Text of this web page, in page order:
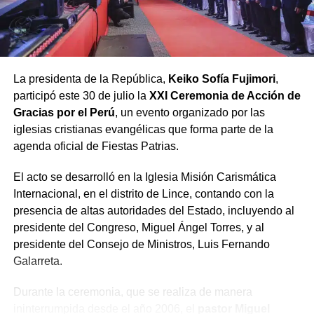
venta de sentencias judiciales y actos de corrupción
ciudadana.
anhelada reconciliación en un país «herido y dividido»,
es imperativo realizar dos renuncias:
Renunciar a la
calificó como el «virus
del poder», yrenunciar
a la «acusación
crónica», considerada
La presidenta de la República, Keiko Sofía Fujimori,
participó este 30 de julio la XXI Ceremonia de Acción de
Gracias por el Perú, un evento organizado por las
iglesias cristianas evangélicas que forma parte de la
agenda oficial de Fiestas Patrias.
El acto se desarrolló en la Iglesia Misión Carismática
Internacional, en el distrito de Lince, contando con la
presencia de altas autoridades del Estado, incluyendo al
presidente del Congreso, Miguel Ángel Torres, y al
presidente del Consejo de Ministros, Luis Fernando
Galarreta.
Durante la ceremonia, que se realiza de manera